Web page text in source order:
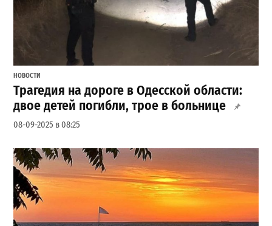
НОВОСТИ
Трагедия на дороге в Одесской области:
двое детей погибли, трое в больнице
08-09-2025 в 08:25